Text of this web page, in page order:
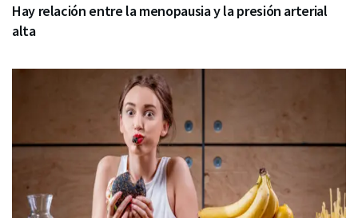
Hay relación entre la menopausia y la presión arterial
alta